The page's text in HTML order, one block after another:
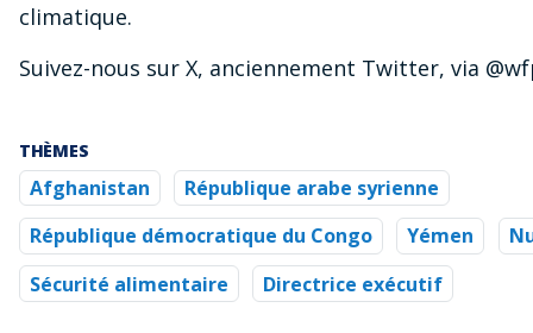
climatique.
Suivez-nous sur X, anciennement Twitter, via
THÈMES
Afghanistan
République arabe syrienne
République démocratique du Congo
Yémen
Sécurité alimentaire
Directrice exécutif